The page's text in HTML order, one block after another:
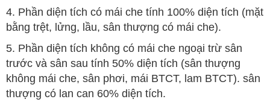
4. Phần diện tích có mái che tính 100% diện tích (mặt
bằng trệt, lửng, lầu, sân thượng có mái che).
5. Phần diện tích không có mái che ngoại trừ sân
trước và sân sau tính 50% diện tích (sân thượng
không mái che, sân phơi, mái BTCT, lam BTCT). sân
thượng có lan can 60% diện tích.